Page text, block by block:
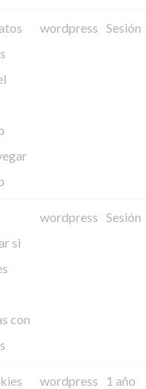
wordpress Sesión
si
con
wordpress Sesión
wordpress 1 año